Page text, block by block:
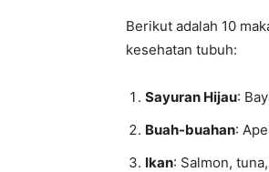
Berikut adalah 10
kesehatan tubuh:
Sayuran Hijau:
Buah-buahan:
Ikan: Salmon,